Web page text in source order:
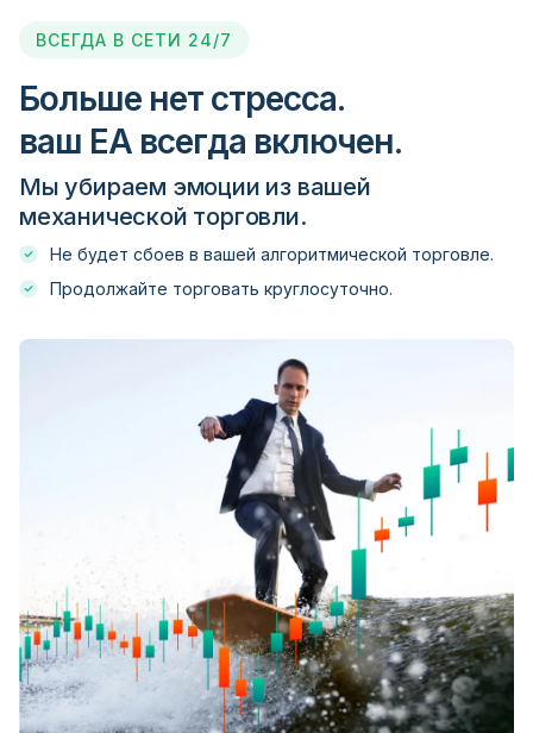
BMFN
Captrader
Citi FX Pro
CM Trading
Core Liquidity Markets
Core Spreads
ВСЕГДА В СЕТИ 24/7
Больше нет стресса.
ваш EA всегда включен.
Мы убираем эмоции из вашей
механической торговли.
Не будет сбоев в вашей алгоритмической торговле.
Продолжайте торговать круглосуточно.